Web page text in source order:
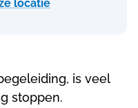
locatie
is veel
stoppen.